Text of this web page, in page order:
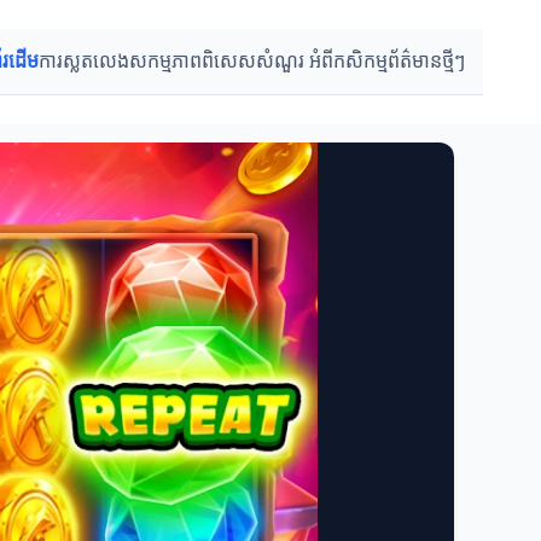
ដើមការស្លតលេងសកម្មភាពពិសេសសំណួរ អំពីកសិកម្មព័ត៌មានថ្មីៗ